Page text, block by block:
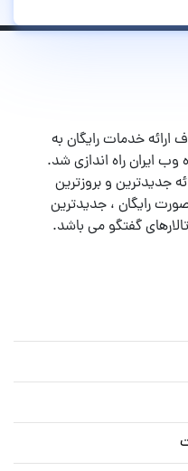
در سال ۱۳۸۶ با هدف ارائه خدمات رایگان به
وب ایران راه اندازی شد.
جدیدترین و بروزترین
رایگان ، جدیدترین
گفتگو می باشد.